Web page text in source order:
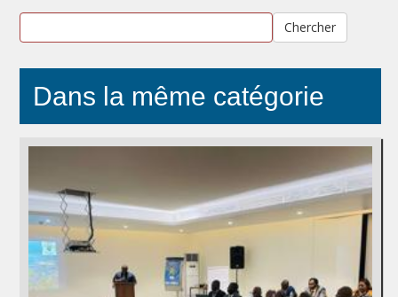
Chercher
Dans la même catégorie